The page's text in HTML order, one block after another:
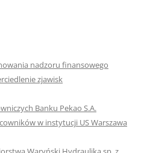
nadzoru finansowego
zjawisk
Banku Pekao S.A.
w instytucji US Warszawa